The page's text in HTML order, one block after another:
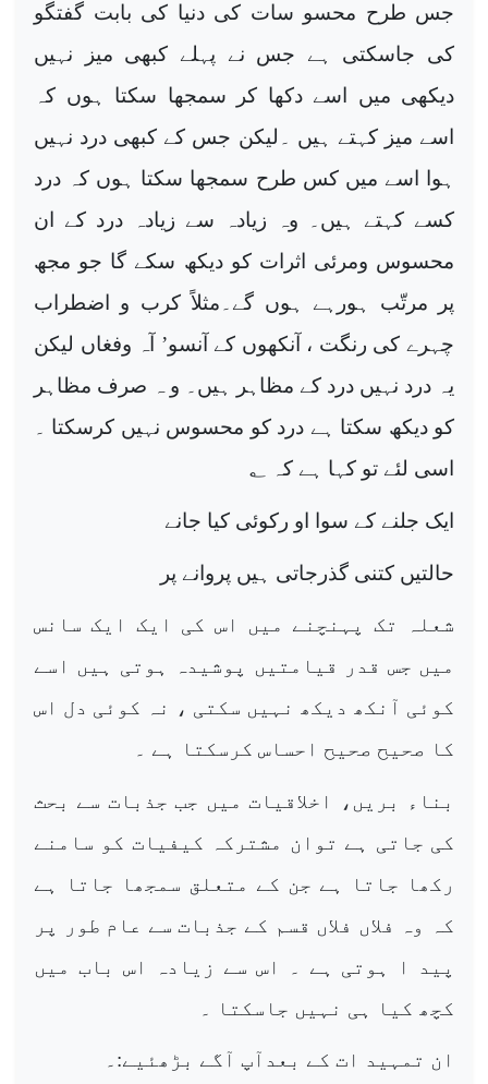
جس طرح محسو سات کی دنیا کی بابت گفتگو
کی جاسکتی ہے جس نے پہلے کبھی میز نہیں
دیکھی میں اسے دکھا کر سمجھا سکتا ہوں کہ
اسے میز کہتے ہیں ۔لیکن جس کے کبھی درد نہیں
ہوا اسے میں کس طرح سمجھا سکتا ہوں کہ درد
کسے کہتے ہیں۔ وہ زیادہ سے زیادہ درد کے ان
محسوس ومرئی اثرات کو دیکھ سکے گا جو مجھ
پر مرتّب ہورہے ہوں گے۔مثلاً کرب و اضطراب
چہرے کی رنگت ، آنکھوں کے آنسو’ آہ وفغاں لیکن
یہ درد نہیں درد کے مظاہر ہیں۔ و ہ صرف مظاہر
کو دیکھ سکتا ہے درد کو محسوس نہیں کرسکتا ۔
اسی لئے تو کہا ہے کہ ؂
ایک جلنے کے سوا او رکوئی کیا جانے
حالتیں کتنی گذرجاتی ہیں پروانے پر
شعلہ تک پہنچنے میں اس کی ایک ایک سانس
میں جس قدر قیامتیں پوشیدہ ہوتی ہیں اسے
کوئی آنکھ دیکھ نہیں سکتی ، نہ کوئی دل اس
کا صحیح صحیح احساس کرسکتا ہے ۔
بناء بریں، اخلاقیات میں جب جذبات سے بحث
کی جاتی ہے توان مشترکہ کیفیات کو سامنے
رکھا جاتا ہے جن کے متعلق سمجھا جاتا ہے
کہ وہ فلاں فلاں قسم کے جذبات سے عام طور پر
پید ا ہوتی ہے ۔ اس سے زیادہ اس باب میں
کچھ کیا ہی نہیں جاسکتا ۔
ان تمہید ات کے بعدآپ آگے بڑھئیے:۔